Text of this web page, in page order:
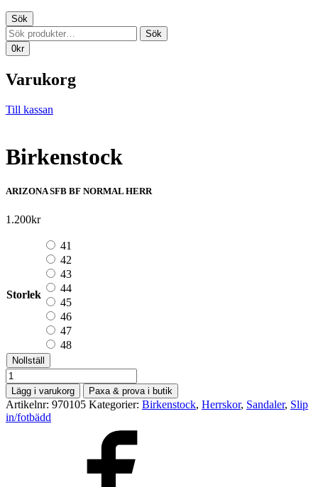
Sök
Sök
efter:
Sök
0kr
Varukorg
Till kassan
Birkenstock
ARIZONA SFB BF NORMAL HERR
1.200kr
Storlek
41
42
43
44
45
46
47
48
Nollställ
Birkenstock
mängd
Lägg i varukorg Paxa & prova i butik
Artikelnr: 970105 Kategorier: Birkenstock, Herrskor, Sandaler, Slip
in/fotbädd